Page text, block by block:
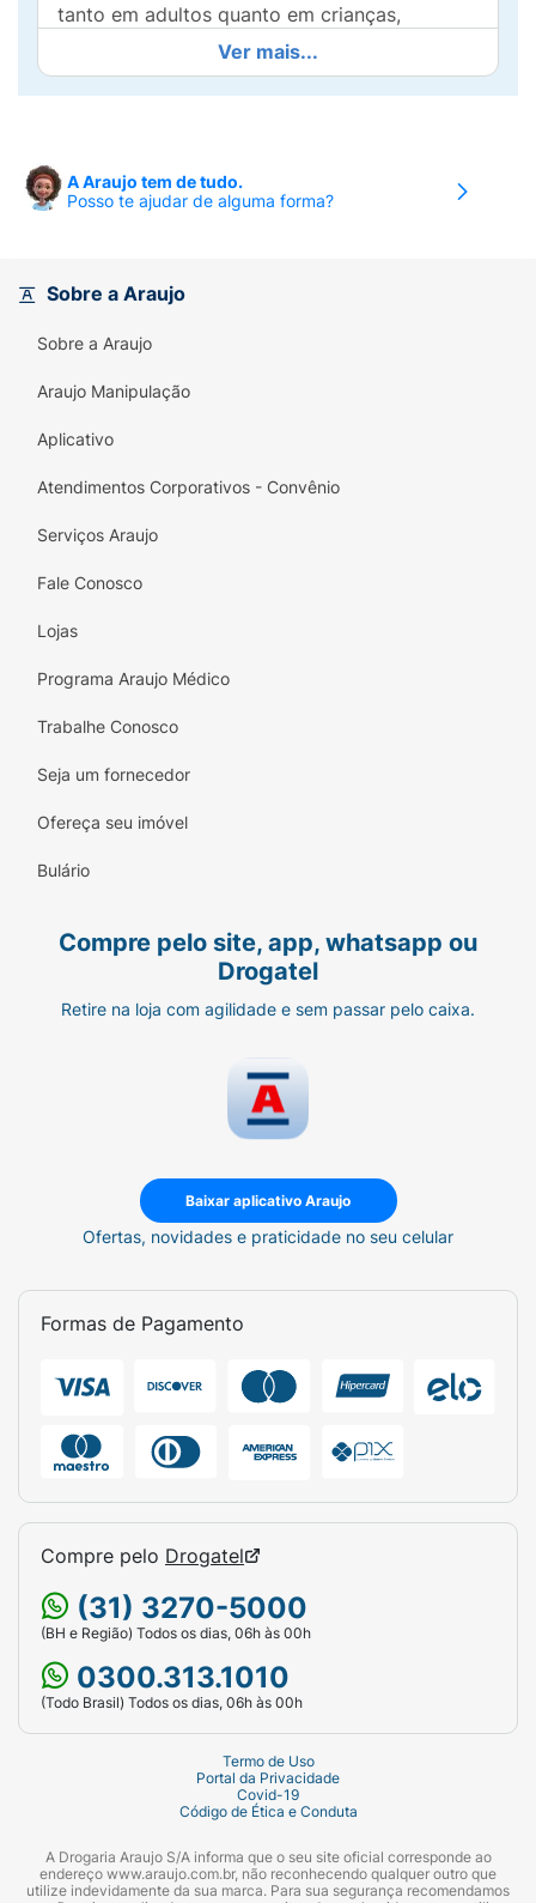
tanto em adultos quanto em crianças,
garantindo que toda a família possa se
beneficiar da higiene nasal.
diminuir a congestão e promover a saúde das
mucosas nasais. Ideal para épocas de
Experimente NasoJet Alto Fluxo e descubra
como a lavagem nasal pode se integrar à sua
bem-estar à sua saúde respiratória!
Ver mais...
A Araujo tem de tudo.
Posso te ajudar de alguma forma?
Sobre a Araujo
Sobre a Araujo
Araujo Manipulação
Aplicativo
Atendimentos Corporativos - Convênio
Serviços Araujo
Fale Conosco
Lojas
Programa Araujo Médico
Trabalhe Conosco
Seja um fornecedor
Ofereça seu imóvel
Bulário
Compre pelo site, app, whatsapp ou
Drogatel
Retire na loja com agilidade e sem passar pelo caixa.
Baixar aplicativo Araujo
Ofertas, novidades e praticidade no seu celular
Formas de Pagamento
Compre pelo Drogatel
(31) 3270-5000
(BH e Região) Todos os dias, 06h às 00h
0300.313.1010
(Todo Brasil) Todos os dias, 06h às 00h
Termo de Uso
Portal da Privacidade
Covid-19
Código de Ética e Conduta
A Drogaria Araujo S/A informa que o seu site oficial corresponde ao
endereço www.araujo.com.br, não reconhecendo qualquer outro que
utilize indevidamente da sua marca. Para sua segurança recomendamos